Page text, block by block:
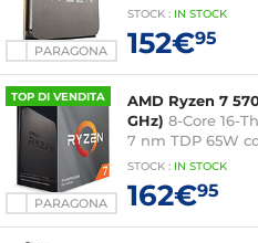
PARAGONA
(versione tray
produttore 3 anni)
STOCK : IN STOCK
152€95
TOP DI VENDITA
PARAGONA
AMD Ryzen 7
GHz) 8-Core 16-
7 nm TDP 65W
(versione in
produttore)
STOCK : IN STOCK
162€95